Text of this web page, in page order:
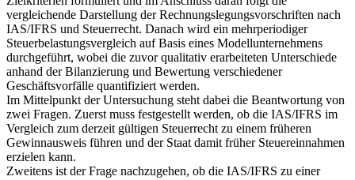
vergleichende Darstellung der Rechnungslegungsvorschriften nach
IAS/IFRS und Steuerrecht. Danach wird ein mehrperiodiger
Steuerbelastungsvergleich auf Basis eines Modellunternehmens
durchgeführt, wobei die zuvor qualitativ erarbeiteten Unterschiede
anhand der Bilanzierung und Bewertung verschiedener
Geschäftsvorfälle quantifiziert werden.
Im Mittelpunkt der Untersuchung steht dabei die Beantwortung von
zwei Fragen. Zuerst muss festgestellt werden, ob die IAS/IFRS im
Vergleich zum derzeit gültigen Steuerrecht zu einem früheren
Gewinnausweis führen und der Staat damit früher Steuereinnahmen
erzielen kann.
Zweitens ist der Frage nachzugehen, ob die IAS/IFRS zu einer